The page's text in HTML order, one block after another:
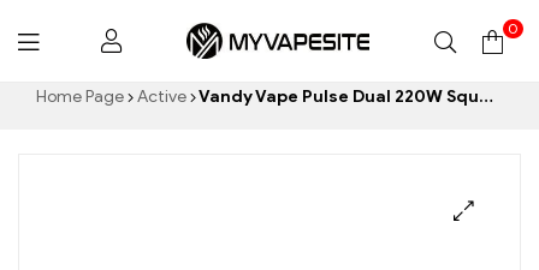
Myvapesite.de
0
Home Page Active Vandy Vape Pulse Dual 220W Squonk Mod E-Zigaretten Großhandel丨Custom